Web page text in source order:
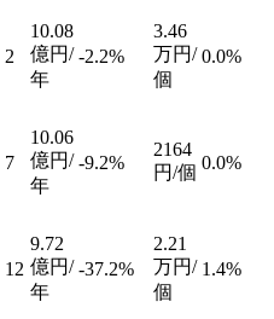
2
10.08
億円/
年
-2.2%
3.46
万円/
個
0.0%
7
10.06
億円/
年
-9.2%
2164
円/個 0.0%
12
9.72
億円/
年
-37.2%
2.21
万円/
個
1.4%